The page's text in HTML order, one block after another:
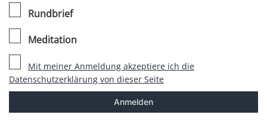
Rundbrief
Meditation
Mit meiner Anmeldung akzeptiere ich die
Datenschutzerklärung von dieser Seite